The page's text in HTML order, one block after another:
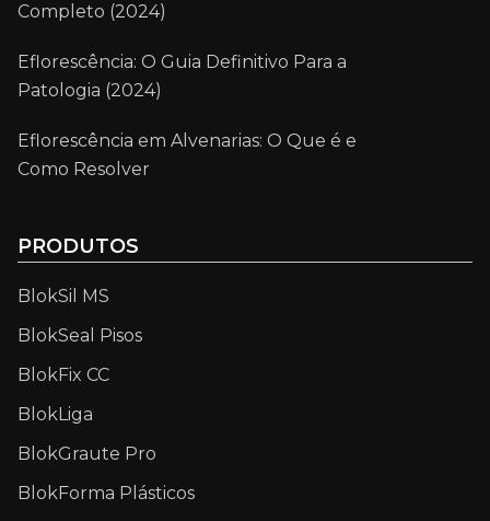
PRODUTOS
BlokSil MS
BlokSeal Pisos
BlokFix CC
BlokLiga
BlokGraute Pro
BlokForma Plásticos
Completo (2024)
Eflorescência: O Guia Definitivo Para a
Patologia (2024)
Eflorescência em Alvenarias: O Que é e
Como Resolver